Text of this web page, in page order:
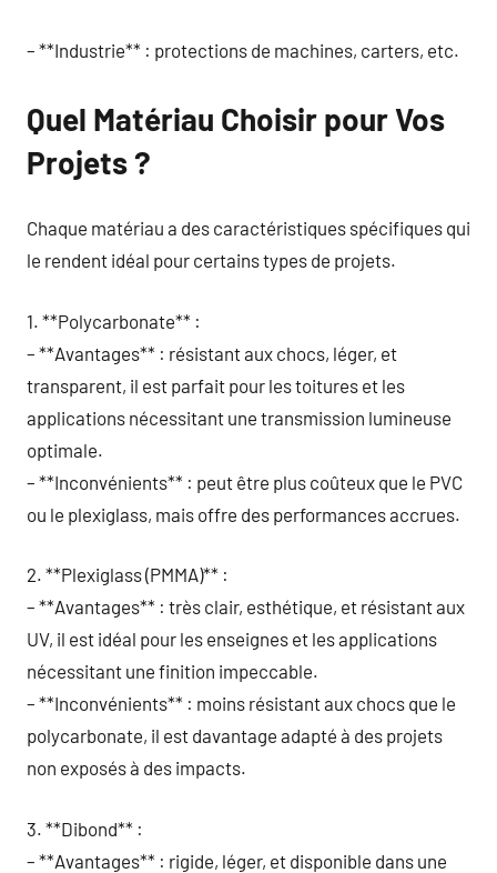
– **Industrie** : protections de machines, carters, etc.
Quel Matériau Choisir pour Vos
Projets ?
Chaque matériau a des caractéristiques spécifiques qui
le rendent idéal pour certains types de projets.
1. **Polycarbonate** :
– **Avantages** : résistant aux chocs, léger, et
transparent, il est parfait pour les toitures et les
applications nécessitant une transmission lumineuse
optimale.
– **Inconvénients** : peut être plus coûteux que le PVC
ou le plexiglass, mais offre des performances accrues.
2. **Plexiglass (PMMA)** :
– **Avantages** : très clair, esthétique, et résistant aux
UV, il est idéal pour les enseignes et les applications
nécessitant une finition impeccable.
– **Inconvénients** : moins résistant aux chocs que le
polycarbonate, il est davantage adapté à des projets
non exposés à des impacts.
3. **Dibond** :
– **Avantages** : rigide, léger, et disponible dans une